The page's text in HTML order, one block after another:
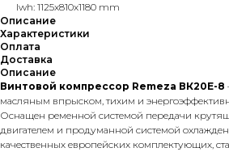
lwh: 1125x810x1180 mm
Описание
Характеристики
Оплата
Доставка
Описание
Винтовой компрессор Remeza ВК20Е-8
масляным впрыском, тихим и
Оснащен ременной системой передачи
двигателем и продуманной системой
качественных европейских комплектующих,